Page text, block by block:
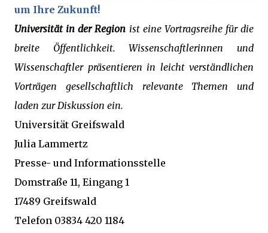
um Ihre Zukunft!
Universität in der Region ist eine Vortragsreihe für die
breite Öffentlichkeit. Wissenschaftlerinnen und
Wissenschaftler präsentieren in leicht verständlichen
Vorträgen gesellschaftlich relevante Themen und
laden zur Diskussion ein.
Universität Greifswald
Julia Lammertz
Presse- und Informationsstelle
Domstraße 11, Eingang 1
17489 Greifswald
Telefon 03834 420 1184